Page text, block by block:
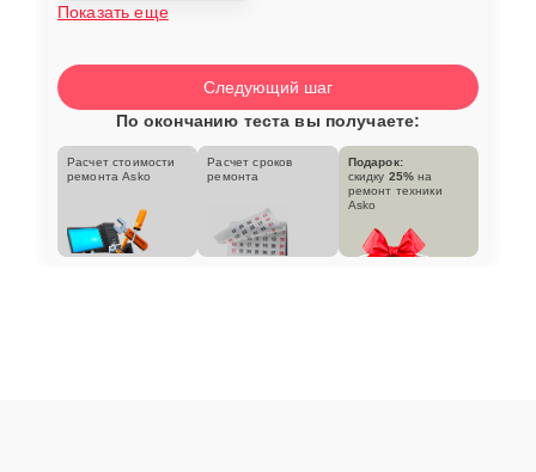
Показать еще
Следующий шаг
По окончанию теста вы получаете:
Расчет стоимости
ремонта Asko
Расчет сроков
ремонта
Подарок:
скидку 25% на
ремонт техники
Asko